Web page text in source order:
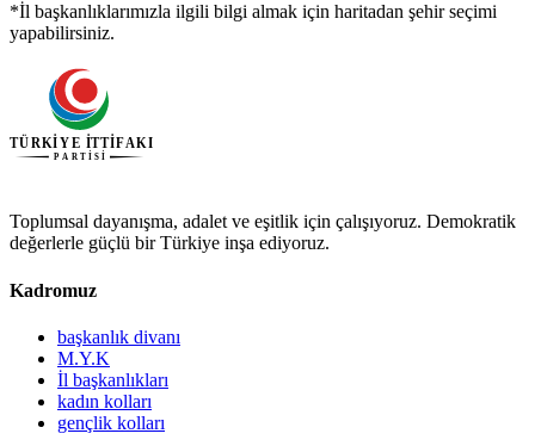
*İl başkanlıklarımızla ilgili bilgi almak için haritadan şehir seçimi
yapabilirsiniz.
Toplumsal dayanışma, adalet ve eşitlik için çalışıyoruz. Demokratik
değerlerle güçlü bir Türkiye inşa ediyoruz.
Kadromuz
başkanlık divanı
M.Y.K
İl başkanlıkları
kadın kolları
gençlik kolları